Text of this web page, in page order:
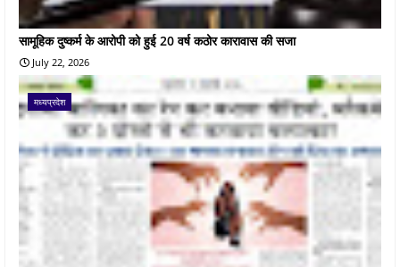
सामूहिक दुष्कर्म के आरोपी को हुई 20 वर्ष कठोर कारावास की सजा
July 22, 2026
मध्यप्रदेश